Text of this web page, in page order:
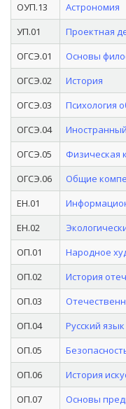
ОУП.13
Астрономия
УП.01
Проектная
ОГСЭ.01
Основы
ОГСЭ.02
История
ОГСЭ.03
Психология
ОГСЭ.04
ОГСЭ.05
Физическая
ОГСЭ.06
Общие
ЕН.01
ЕН.02
ОП.01
Народное
ОП.02
История
ОП.03
ОП.04
Русский
ОП.05
ОП.06
История
ОП.07
Основы